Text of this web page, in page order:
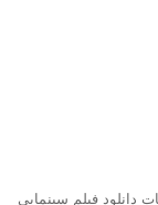
دانلود فیلم سینمایی